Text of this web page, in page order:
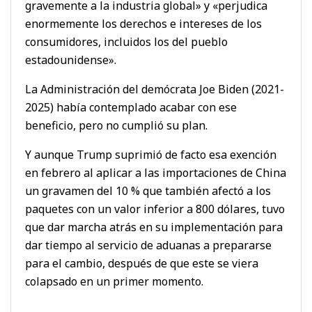
gravemente a la industria global» y «perjudica
enormemente los derechos e intereses de los
consumidores, incluidos los del pueblo
estadounidense».
La Administración del demócrata Joe Biden (2021-
2025) había contemplado acabar con ese
beneficio, pero no cumplió su plan.
Y aunque Trump suprimió de facto esa exención
en febrero al aplicar a las importaciones de China
un gravamen del 10 % que también afectó a los
paquetes con un valor inferior a 800 dólares, tuvo
que dar marcha atrás en su implementación para
dar tiempo al servicio de aduanas a prepararse
para el cambio, después de que este se viera
colapsado en un primer momento.